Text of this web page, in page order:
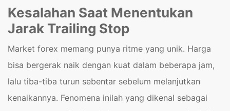
Kesalahan Saat Menentukan
Jarak Trailing Stop
Market forex memang punya ritme yang unik. Harga
bisa bergerak naik dengan kuat dalam beberapa jam,
lalu tiba-tiba turun sebentar sebelum melanjutkan
kenaikannya. Fenomena inilah yang dikenal sebagai